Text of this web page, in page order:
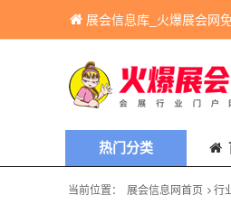
展会信息库_火爆展会网
热门分类
当前位置： 展会信息网首页 行